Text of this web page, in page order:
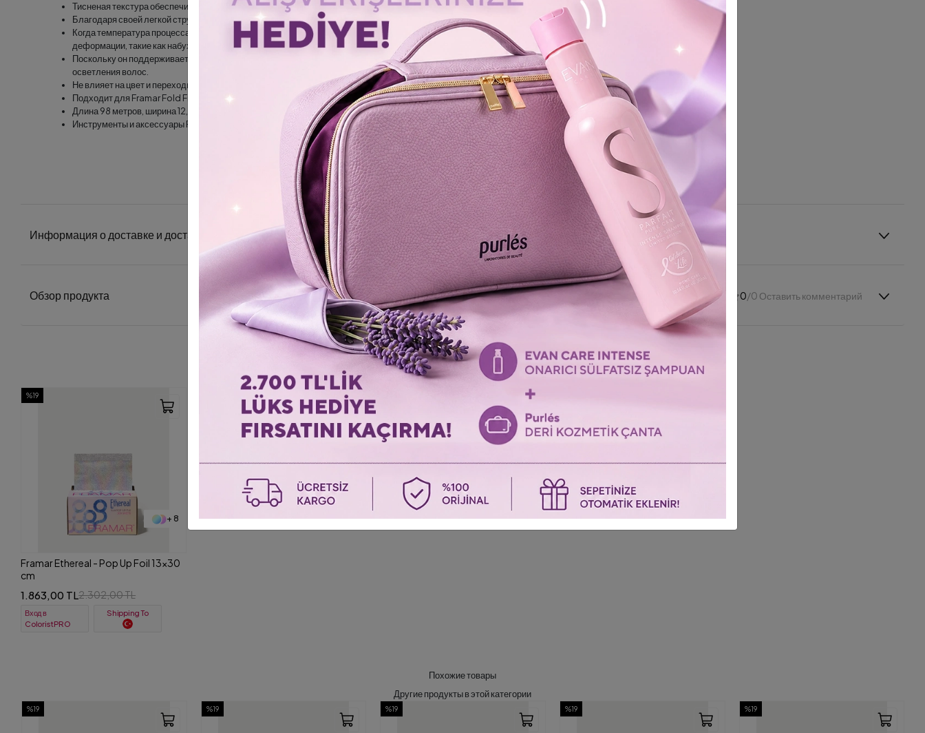
Тисненая текстура обеспечивает исключительный захват.
Благодаря своей легкой структуре не давит на волосы во время процесса.
Когда температура процесса повышается до 28 ° C во время осветления / окрашивания, фольга оказывает давление, поэтому
деформации, такие как набухание, набухание и поливность, не возникают.
Поскольку он поддерживает постоянную температуру, он сводит к минимуму рыжеватые полосы у корней волос в процессе
осветления волос.
Не влияет на цвет и переходы. Самая важная особенность – это равномерное осветление благодаря термостабилизации;
Подходит для Framar Fold Freak Dispenser (диспенсера для фольги).
Длина 98 метров, ширина 12,5 см.
Инструменты и аксессуары Framar подходят для любых техник окрашивания.
Информация о доставке и доставке
Обзор продукта 0/0 Оставить комментарий
ПОСЛЕДНИЕ ПРОСМОТРЕННЫЕ ТОВАРЫ
Просмотрите товары, которые вы просмотрели в последний раз
%19
+ 8
Framar Ethereal - Pop Up Foil 13x30
cm
1.863,00 TL2.302,00 TL
Вход в
ColoristPRO
Shipping To
Похожие товары
Другие продукты в этой категории
%19 %19 %19 %19 %19